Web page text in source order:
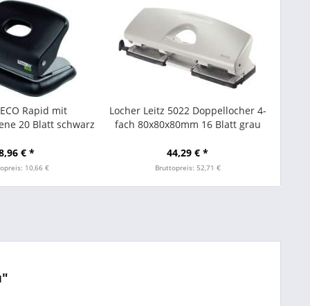
Rapid mit
20 Blatt schwarz
€ *
10,66 €
Locher Leitz 5022 Doppellocher 4-
fach 80x80x80mm 16 Blatt grau
44,29 € *
Bruttopreis: 52,71 €